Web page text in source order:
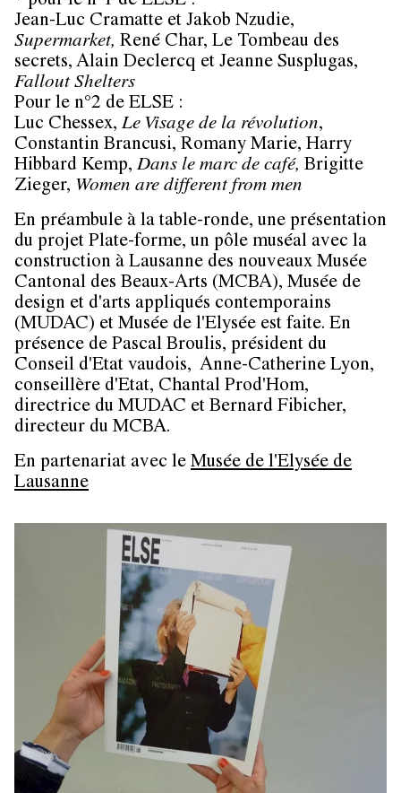
Jean-Luc Cramatte et Jakob Nzudie,
Supermarket, René Char, Le Tombeau des
secrets, Alain Declercq et Jeanne Susplugas,
Fallout Shelters
Pour le n°2 de ELSE :
Luc Chessex, Le Visage de la révolution,
Constantin Brancusi, Romany Marie, Harry
Hibbard Kemp, Dans le marc de café, Brigitte
Zieger, Women are different from men
En préambule à la table-ronde, une présentation
du projet Plate-forme, un pôle muséal avec la
construction à Lausanne des nouveaux Musée
Cantonal des Beaux-Arts (MCBA), Musée de
design et d'arts appliqués contemporains
(MUDAC) et Musée de l'Elysée est faite. En
présence de Pascal Broulis, président du
Conseil d'Etat vaudois, Anne-Catherine Lyon,
conseillère d'Etat, Chantal Prod'Hom,
directrice du MUDAC et Bernard Fibicher,
directeur du MCBA.
En partenariat avec le Musée de l'Elysée de
Lausanne